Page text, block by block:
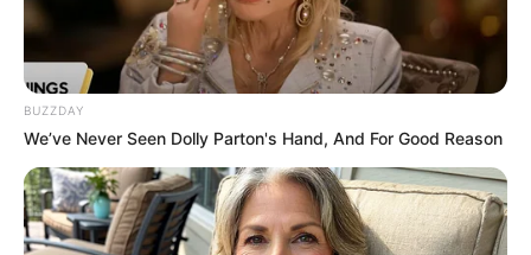
BUZZDAY
We’ve Never Seen Dolly Parton's Hand, And For Good Reason